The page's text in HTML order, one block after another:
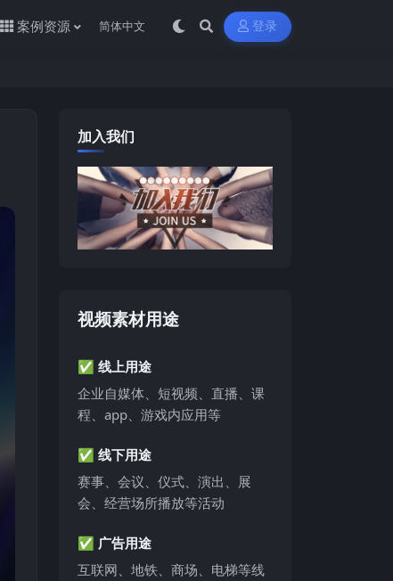
案例资源 登录
加入我们
视频素材用途
✅ 线上用途
企业自媒体、短视频、直播、课
程、app、游戏内应用等
✅ 线下用途
赛事、会议、仪式、演出、展
会、经营场所播放等活动
✅ 广告用途
互联网、地铁、商场、电梯等线